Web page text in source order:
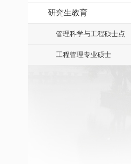
研究生教育
管理科学与工程硕士点
工程管理专业硕士